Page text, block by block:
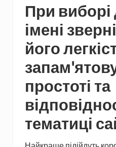
При
імені
його
простоті та
тематиці